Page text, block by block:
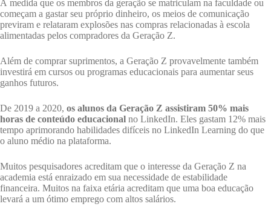
À medida que os membros da geração se matriculam na faculdade ou
começam a gastar seu próprio dinheiro, os meios de comunicação
previram e relataram explosões nas compras relacionadas à escola
alimentadas pelos compradores da Geração Z.
Além de comprar suprimentos, a Geração Z provavelmente também
investirá em cursos ou programas educacionais para aumentar seus
ganhos futuros.
De 2019 a 2020, os alunos da Geração Z assistiram 50% mais
horas de conteúdo educacional no LinkedIn. Eles gastam 12% mais
tempo aprimorando habilidades difíceis no LinkedIn Learning do que
o aluno médio na plataforma.
Muitos pesquisadores acreditam que o interesse da Geração Z na
academia está enraizado em sua necessidade de estabilidade
financeira. Muitos na faixa etária acreditam que uma boa educação
levará a um ótimo emprego com altos salários.